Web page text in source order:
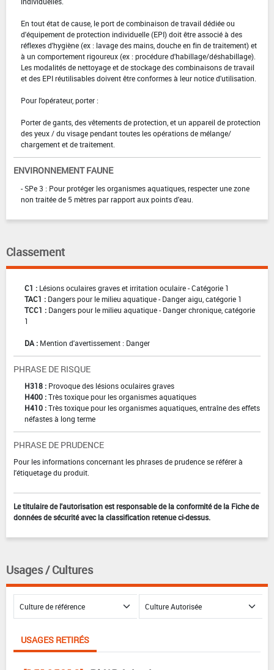
En tout état de cause, le port de combinaison de travail dédiée ou
d'équipement de protection individuelle (EPI) doit être associé à des
réflexes d'hygiène (ex : lavage des mains, douche en fin de traitement) et
à un comportement rigoureux (ex : procédure d'habillage/déshabillage).
Les modalités de nettoyage et de stockage des combinaisons de travail
et des EPI réutilisables doivent être conformes à leur notice d'utilisation.
Pour l'opérateur, porter :
Porter de gants, des vêtements de protection, et un appareil de protection
des yeux / du visage pendant toutes les opérations de mélange/
chargement et de traitement.
ENVIRONNEMENT FAUNE
- SPe 3 : Pour protéger les organismes aquatiques, respecter une zone
non traitée de 5 mètres par rapport aux points d'eau.
Classement
C1 : Lésions oculaires graves et irritation oculaire - Catégorie 1
TAC1 : Dangers pour le milieu aquatique - Danger aigu, catégorie 1
TCC1 : Dangers pour le milieu aquatique - Danger chronique, catégorie
1
DA : Mention d'avertissement : Danger
PHRASE DE RISQUE
H318 : Provoque des lésions oculaires graves
H400 :Très toxique pour les organismes aquatiques
H410 :Très toxique pour les organismes aquatiques, entraîne des effets
néfastes à long terme
PHRASE DE PRUDENCE
Pour les informations concernant les phrases de prudence se référer à
l'étiquetage du produit.
Le titulaire de l'autorisation est responsable de la conformité de la Fiche de
données de sécurité avec la classification retenue ci-dessus.
Usages / Cultures
USAGES RETIRÉS